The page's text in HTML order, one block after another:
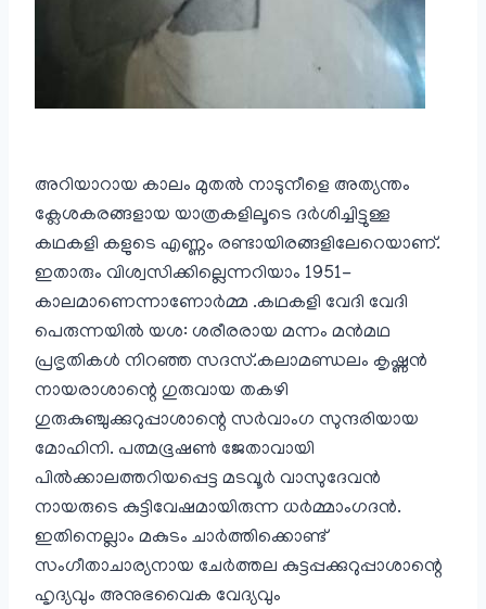
അറിയാറായ കാലം മുതൽ നാടുനീളെ അത്യന്തം
ക്ലേശകരങ്ങളായ യാത്രകളിലൂടെ ദർശിച്ചിട്ടുള്ള
കഥകളി കളുടെ എണ്ണം രണ്ടായിരങ്ങളിലേറെയാണ്.
ഇതാരും വിശ്വസിക്കില്ലെന്നറിയാം 1951-
കാലമാണെന്നാണോർമ്മ .കഥകളി വേദി വേദി
പെരുന്നയിൽ യശ: ശരീരരായ മന്നം മൻമഥ
പ്രഭൃതികൾ നിറഞ്ഞ സദസ്.കലാമണ്ഡലം കൃഷ്ണൻ
നായരാശാന്റെ ഗുരുവായ തകഴി
ഗുരുകുഞ്ചുക്കുറുപ്പാശാന്റെ സർവാംഗ സുന്ദരിയായ
മോഹിനി. പത്മഭൂഷൺ ജേതാവായി
പിൽക്കാലത്തറിയപ്പെട്ട മടവൂർ വാസുദേവൻ
നായരുടെ കുട്ടിവേഷമായിരുന്ന ധർമ്മാംഗദൻ.
ഇതിനെല്ലാം മകുടം ചാർത്തിക്കൊണ്ട്
സംഗീതാചാര്യനായ ചേർത്തല കുട്ടപ്പക്കുറുപ്പാശാന്റെ
ഹൃദ്യവും അനുഭവൈക വേദ്യവും